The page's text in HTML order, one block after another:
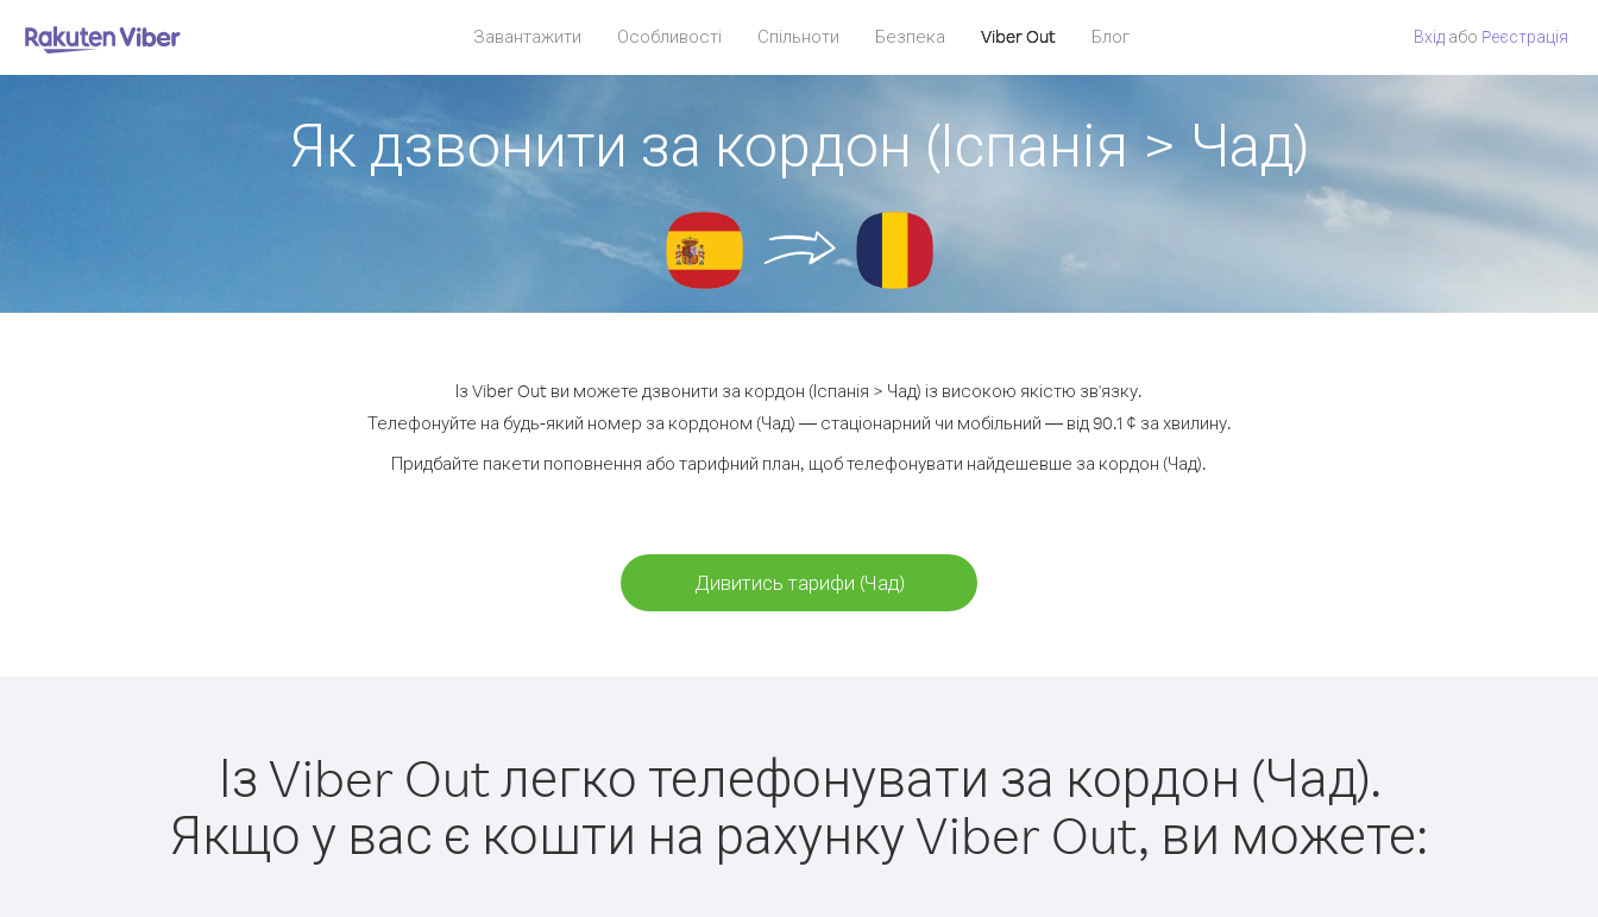
Завантажити Особливості Спільноти Безпека Viber Out Блог Вхід або Pеєстрація
Як дзвонити за кордон (Іспанія > Чад)
Із Viber Out ви можете дзвонити за кордон (Іспанія > Чад) із високою якістю зв'язку.
Телефонуйте на будь-який номер за кордоном (Чад) — стаціонарний чи мобільний — від 90.1 ¢ за хвилину.
Придбайте пакети поповнення або тарифний план, щоб телефонувати найдешевше за кордон (Чад).
Дивитись тарифи (Чад)
Із Viber Out легко телефонувати за кордон (Чад).
Якщо у вас є кошти на рахунку Viber Out, ви можете: